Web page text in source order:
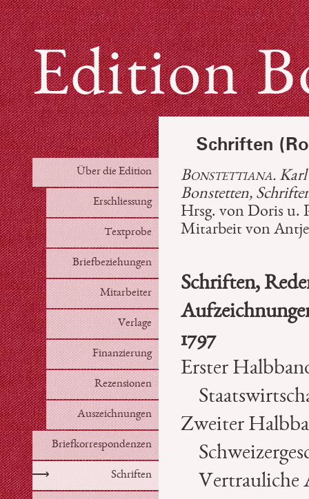
Edition
Über die Edition
Erschliessung
Textprobe
Briefbeziehungen
Mitarbeiter
Verlage
Finanzierung
Rezensionen
Auszeichnungen
Briefkorrespondenzen
⟶ Schriften
Schriften
Bonstettiana.
Bonstetten,
Hrsg. von Doris u.
Mitarbeit von
Schriften,
1797
Erster
Zweiter
Vertrauliche